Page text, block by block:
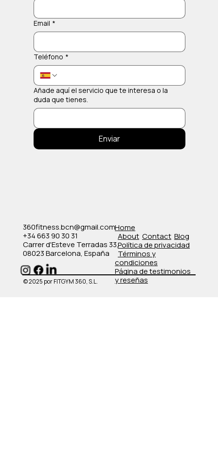
Email *
Teléfono *
Añade aquí el servicio que te interesa o la
duda que tienes.
Enviar
360fitness.bcn@gmail.com
+34 663 90 30 31
Carrer d'Esteve Terradas 33,
08023 Barcelona, España
Home
About Contact Blog
Política de privacidad
​Términos y
condiciones
​Página de testimonios
y reseñas
© 2025 por FITGYM 360, S.L.